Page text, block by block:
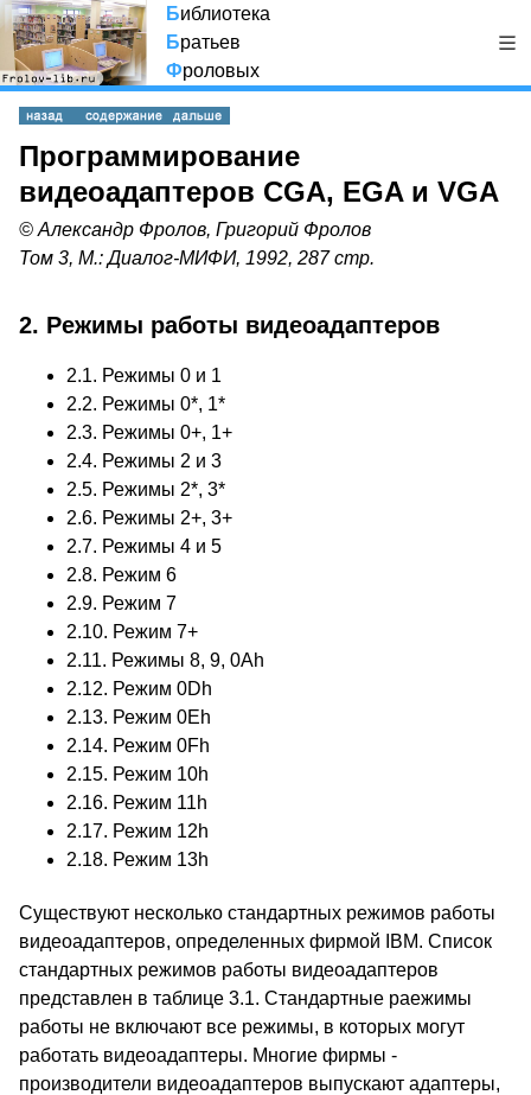
Библиотека
Братьев
Фроловых
Программирование
видеоадаптеров CGA, EGA и VGA
© Александр Фролов, Григорий Фролов
Том 3, М.: Диалог-МИФИ, 1992, 287 стр.
2. Режимы работы видеоадаптеров
2.1. Режимы 0 и 1
2.2. Режимы 0*, 1*
2.3. Режимы 0+, 1+
2.4. Режимы 2 и 3
2.5. Режимы 2*, 3*
2.6. Режимы 2+, 3+
2.7. Режимы 4 и 5
2.8. Режим 6
2.9. Режим 7
2.10. Режим 7+
2.11. Режимы 8, 9, 0Ah
2.12. Режим 0Dh
2.13. Режим 0Eh
2.14. Режим 0Fh
2.15. Режим 10h
2.16. Режим 11h
2.17. Режим 12h
2.18. Режим 13h
Существуют несколько стандартных режимов работы
видеоадаптеров, определенных фирмой IBM. Список
стандартных режимов работы видеоадаптеров
представлен в таблице 3.1. Стандартные раежимы
работы не включают все режимы, в которых могут
работать видеоадаптеры. Многие фирмы -
производители видеоадаптеров выпускают адаптеры,